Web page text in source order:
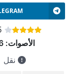
الأصوات:
نقل